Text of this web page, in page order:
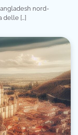
nord-
delle […]